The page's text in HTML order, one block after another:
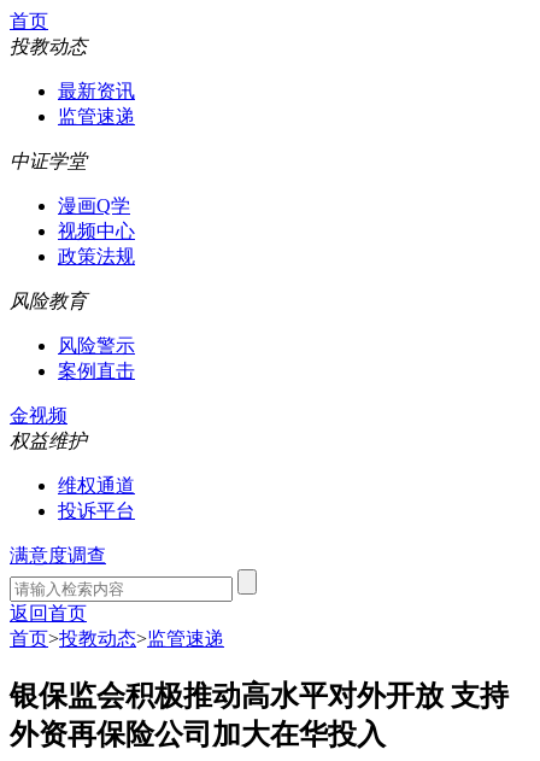
首页
投教动态
最新资讯
监管速递
中证学堂
漫画Q学
视频中心
政策法规
风险教育
风险警示
案例直击
金视频
权益维护
维权通道
投诉平台
满意度调查
返回首页
首页>投教动态>监管速递
银保监会积极推动高水平对外开放 支持
外资再保险公司加大在华投入